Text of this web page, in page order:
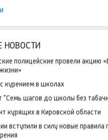
НОВОСТИ
полицейские провели акцию
курением в школах
"Семь шагов до школы без
курящих в Кировской области
вступили в силу новые